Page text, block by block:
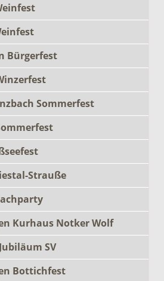
Bürgerfest
Sommerfest
Strauße
Kurhaus Notker Wolf
SV
Bottichfest